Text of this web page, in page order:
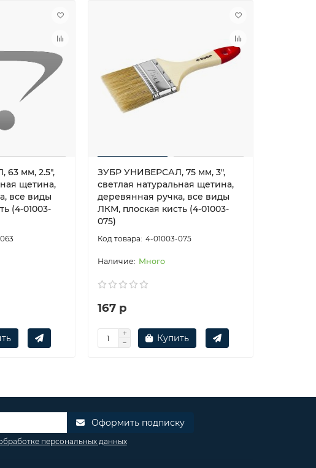
мм, 2.5″,
щетина,
все виды
(4-01003-
ЗУБР УНИВЕРСАЛ, 75 мм, 3″,
светлая натуральная щетина,
деревянная ручка, все виды
ЛКМ, плоская кисть (4-01003-
075)
4-01003-075
Много
167 р
Купить
Оформить подписку
персональных данных